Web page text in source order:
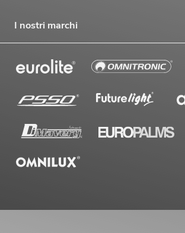
I nostri marchi